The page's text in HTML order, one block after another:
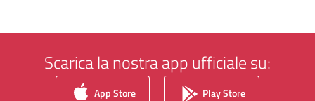
Scarica la nostra app ufficiale su:
App Store Play Store